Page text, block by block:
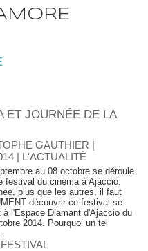
ET JOURNÉE DE LA
GAUTHIER |
| L'ACTUALITÉ
au 08 octobre se déroule
festival du cinéma à Ajaccio.
plus que les autres, il faut
découvrir ce festival se
à l'Espace Diamant d'Ajaccio du
2014. Pourquoi un tel
FESTIVAL